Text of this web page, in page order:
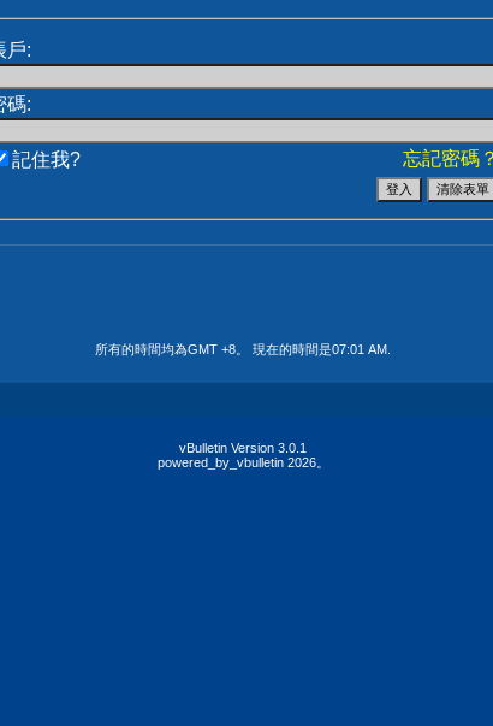
戶:
碼:
忘記密碼？
記住我?
所有的時間均為GMT +8。 現在的時間是07:01 AM
vBulletin Version 3.0.1
powered_by_vbulletin 2026。